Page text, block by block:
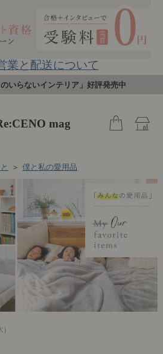
業と配送について
いらないインテリア」好評発売中
＞ 僕と私の愛用品
)